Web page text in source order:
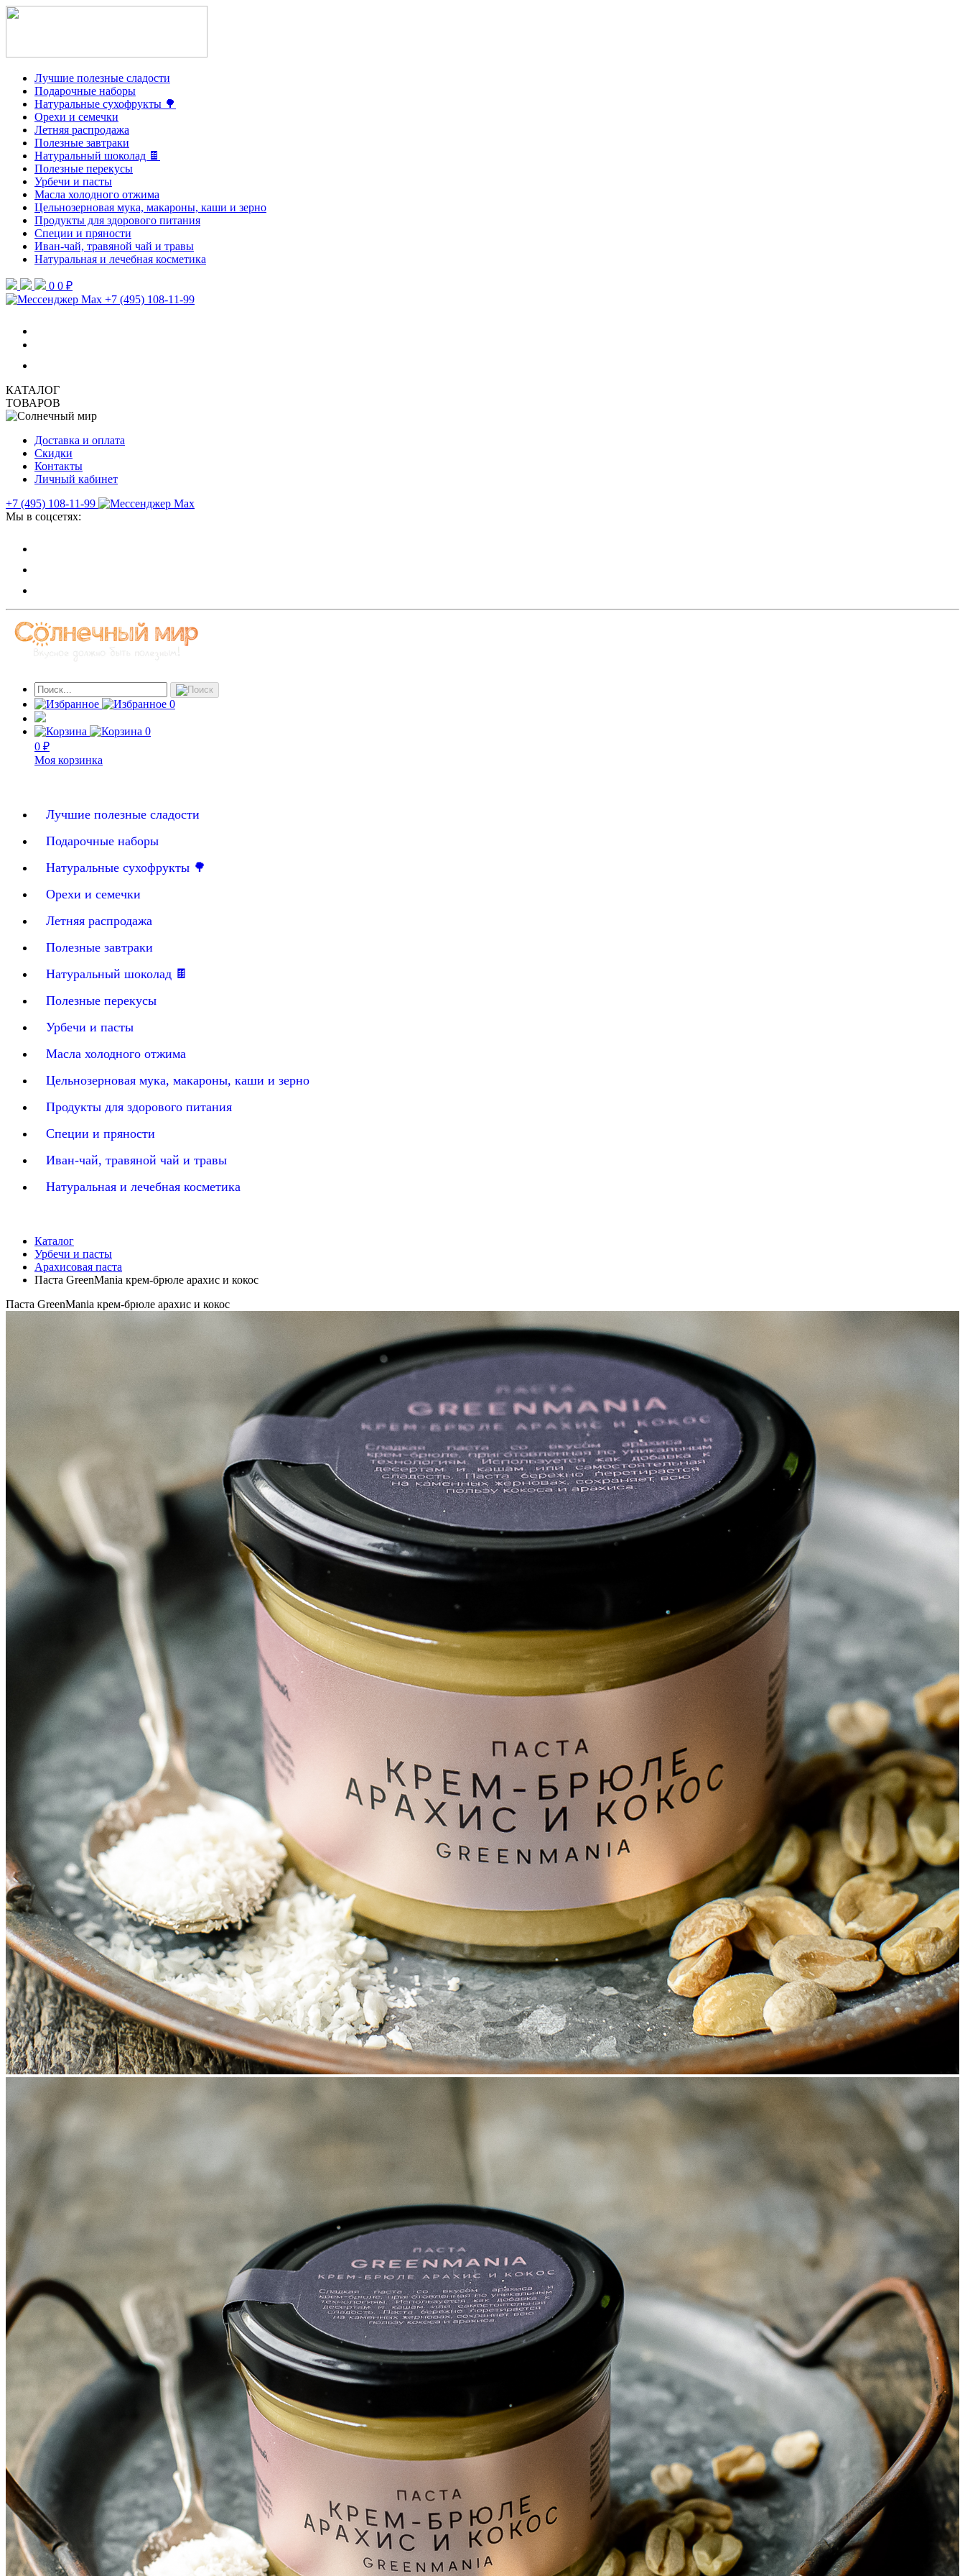
Лучшие полезные сладости
Подарочные наборы
Натуральные сухофрукты 🌳
Орехи и семечки
Летняя распродажа
Полезные завтраки
Натуральный шоколад 🍫
Полезные перекусы
Урбечи и пасты
Масла холодного отжима
Цельнозерновая мука, макароны, каши и зерно
Продукты для здорового питания
Специи и пряности
Иван-чай, травяной чай и травы
Натуральная и лечебная косметика
0 0 ₽
+7 (495) 108-11-99
КАТАЛОГ
ТОВАРОВ
Доставка и оплата
Скидки
Контакты
Личный кабинет
+7 (495) 108-11-99
Мы в соцсетях:
0
0
0 ₽
Моя корзинка
Лучшие полезные сладости
Подарочные наборы
Натуральные сухофрукты 🌳
Орехи и семечки
Летняя распродажа
Полезные завтраки
Натуральный шоколад 🍫
Полезные перекусы
Урбечи и пасты
Масла холодного отжима
Цельнозерновая мука, макароны, каши и зерно
Продукты для здорового питания
Специи и пряности
Иван-чай, травяной чай и травы
Натуральная и лечебная косметика
Каталог
Урбечи и пасты
Арахисовая паста
Паста GreenMania крем-брюле арахис и кокос
Паста GreenMania крем-брюле арахис и кокос